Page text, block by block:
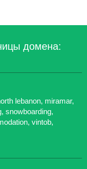
домена:
lebanon, miramar,
snowboarding,
vintob,